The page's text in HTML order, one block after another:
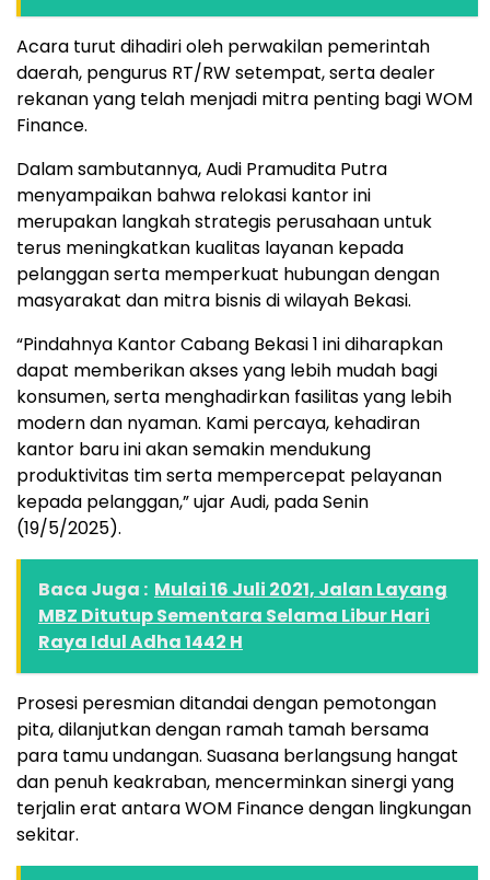
Acara turut dihadiri oleh perwakilan pemerintah
daerah, pengurus RT/RW setempat, serta dealer
rekanan yang telah menjadi mitra penting bagi WOM
Finance.
Dalam sambutannya, Audi Pramudita Putra
menyampaikan bahwa relokasi kantor ini
merupakan langkah strategis perusahaan untuk
terus meningkatkan kualitas layanan kepada
pelanggan serta memperkuat hubungan dengan
masyarakat dan mitra bisnis di wilayah Bekasi.
“Pindahnya Kantor Cabang Bekasi 1 ini diharapkan
dapat memberikan akses yang lebih mudah bagi
konsumen, serta menghadirkan fasilitas yang lebih
modern dan nyaman. Kami percaya, kehadiran
kantor baru ini akan semakin mendukung
produktivitas tim serta mempercepat pelayanan
kepada pelanggan,” ujar Audi, pada Senin
(19/5/2025).
Baca Juga : Mulai 16 Juli 2021, Jalan Layang
MBZ Ditutup Sementara Selama Libur Hari
Raya Idul Adha 1442 H
Prosesi peresmian ditandai dengan pemotongan
pita, dilanjutkan dengan ramah tamah bersama
para tamu undangan. Suasana berlangsung hangat
dan penuh keakraban, mencerminkan sinergi yang
terjalin erat antara WOM Finance dengan lingkungan
sekitar.